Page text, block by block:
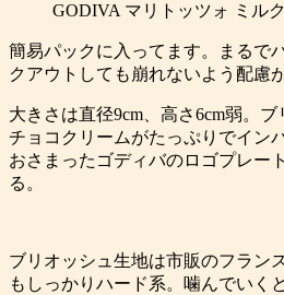
GODIVA マリトッツォ ミル
簡易パックに入ってます。まるで
クアウトしても崩れないよう配慮
大きさは直径9cm、高さ6cm弱。
チョコクリームがたっぷりでイン
おさまったゴディバのロゴプレー
る。
ブリオッシュ生地は市販のフラン
もしっかりハード系。噛んでいく